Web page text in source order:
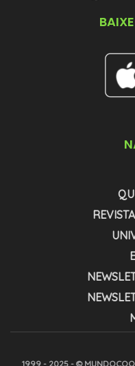
1999 - 2025 - ©